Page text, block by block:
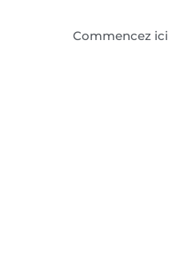
Commencez ici